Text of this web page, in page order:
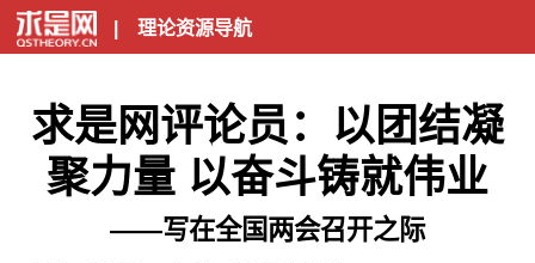
| 理论资源导航
求是网评论员：以团结凝
聚力量 以奋斗铸就伟业
——写在全国两会召开之际